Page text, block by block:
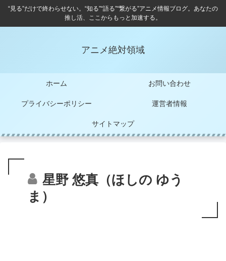
“見る”だけで終わらせない。“知る”“語る”“繋がる”アニメ情報ブログ。あなたの
推し活、ここからもっと加速する。
アニメ絶対領域
ホーム お問い合わせ
プライバシーポリシー 運営者情報
サイトマップ
星野 悠真（ほしの ゆう
ま）